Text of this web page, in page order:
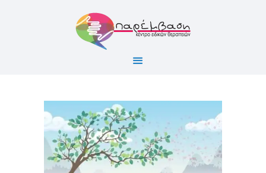
ΑΡΧΙΚΗ
ΣΧΕΤΙΚΑ ΜΕ ΕΜΑΣ
ΥΠΗΡΕΣΙΕΣ
BLOG